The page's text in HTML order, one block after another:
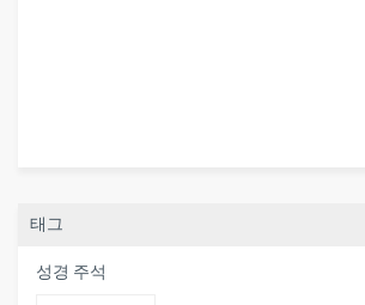
태그
성경 주석